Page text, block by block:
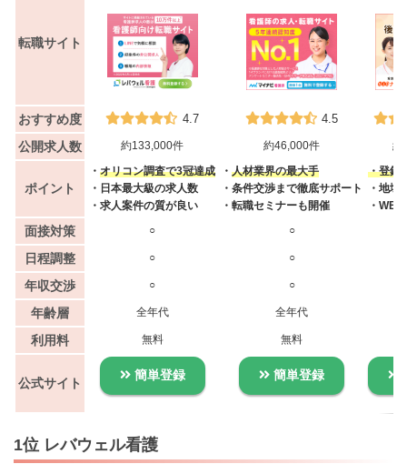
転職サイト
おすすめ度 4.7 4.5
公開求人数 約133,000件 約46,000件 約
ポイント
・ オリコン調査で3冠達成
・日本最大級の求人数
・求人案件の質が良い
・ 人材業界の最大手
・条件交渉まで徹底サポート
・転職セミナーも開催
・登録
・地域
・
面接対策 ○ ○
日程調整 ○ ○
年収交渉 ○ ○
年齢層 全年代 全年代
利用料 無料 無料
公式サイト
簡単登録 簡単登録
1位 レバウェル看護